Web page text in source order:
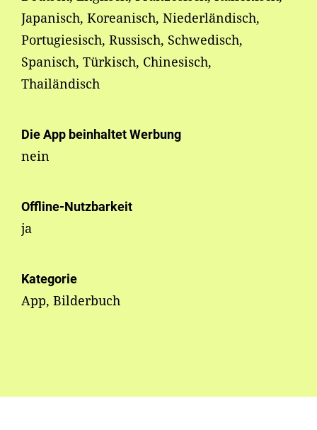
Japanisch, Koreanisch, Niederländisch,
Portugiesisch, Russisch, Schwedisch,
Spanisch, Türkisch, Chinesisch,
Thailändisch
Die App beinhaltet Werbung
nein
Offline-Nutzbarkeit
ja
Kategorie
App, Bilderbuch